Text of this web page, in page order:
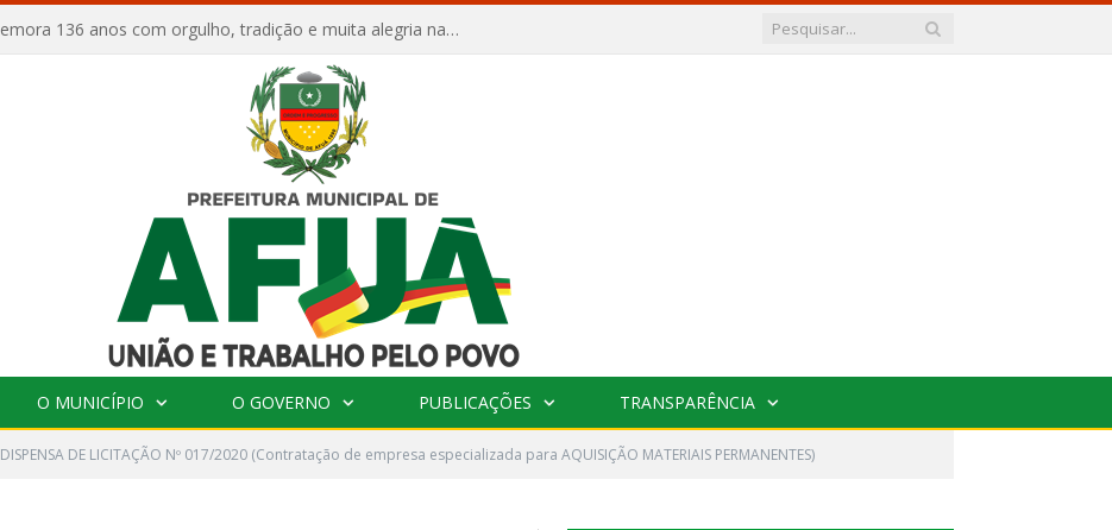
Afuá comemora 136 anos com orgulho, tradição e muita alegria na Quadra Dr. Nelson Salomão
O MUNICÍPIO O GOVERNO PUBLICAÇÕES TRANSPARÊNCIA
DISPENSA DE LICITAÇÃO Nº 017/2020 (Contratação de empresa especializada para AQUISIÇÃO MATERIAIS PERMANENTES)